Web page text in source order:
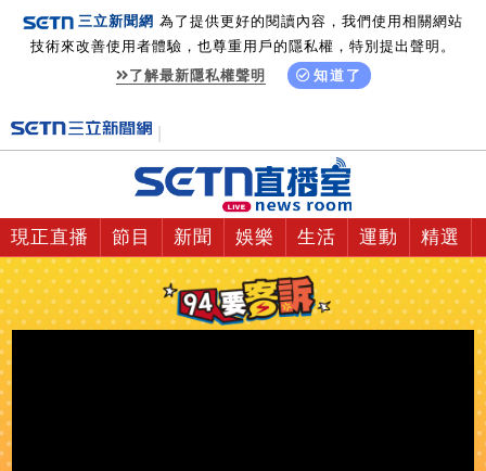
三立新聞網 為了提供更好的閱讀內容，我們使用相關網站
技術來改善使用者體驗，也尊重用戶的隱私權，特別提出聲明。
了解最新隱私權聲明
知道了
現正直播 節目 新聞 娛樂 生活 運動 精選